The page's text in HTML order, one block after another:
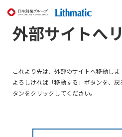
外部サイトへ
これより先は、外部のサイトへ移動しま
よろしければ「移動する」ボタンを、
タンをクリックしてください。